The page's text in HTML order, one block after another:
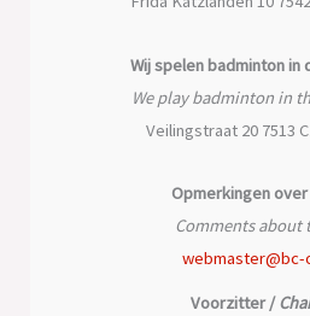
Wij spelen badminton in
We play badminton in
Veilingstraat 20 7513
Opmerkingen
Comments about
webmaster@bc-
Voorzitter /